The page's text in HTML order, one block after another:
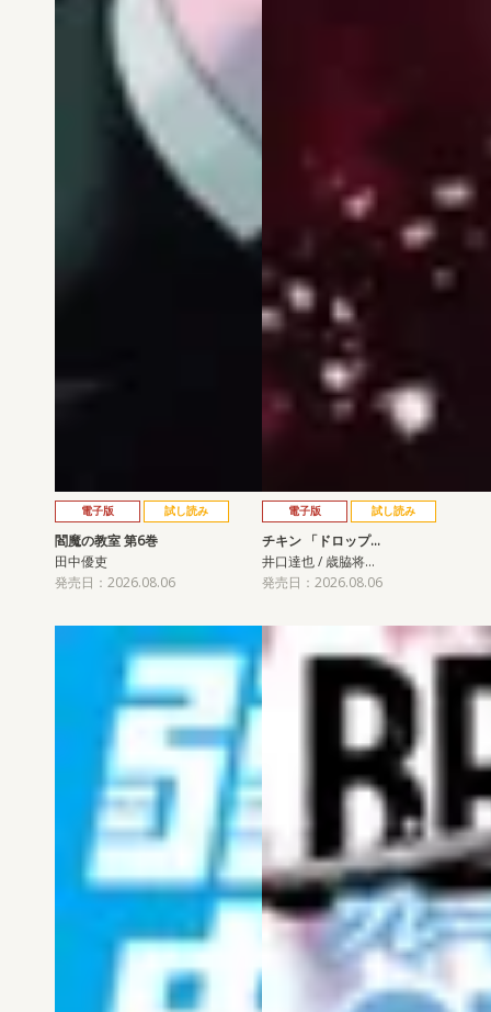
電子版 試し読み
閻魔の教室 第6巻
田中優吏
発売日：2026.08.06
電子版 試し読み
チキン 「ドロップ…
井口達也 / 歳脇将…
発売日：2026.08.06